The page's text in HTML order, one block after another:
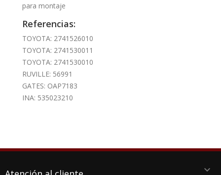
para montaje
Referencias:
TOYOTA: 2741526010
TOYOTA: 2741530011
TOYOTA: 2741530010
RUVILLE: 56991
GATES: OAP7183
INA: 535023210
keyboard_arrow_down